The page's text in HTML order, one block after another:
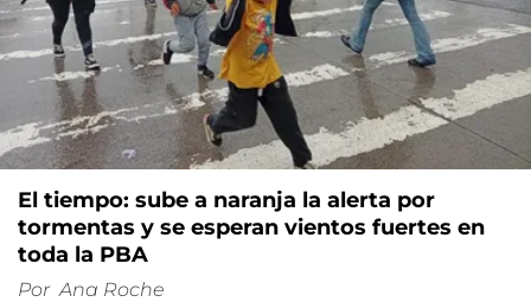
El tiempo: sube a naranja la alerta por
tormentas y se esperan vientos fuertes en
toda la PBA
Por Ana Roche